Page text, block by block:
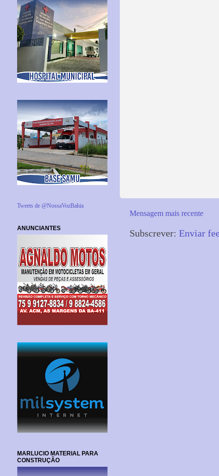
Mensagem mais recente
Subscrever: Enviar
Tweets de @NossaVozBahia
ANUNCIANTES
MARLUCIO MATERIAL PARA
CONSTRUÇÃO